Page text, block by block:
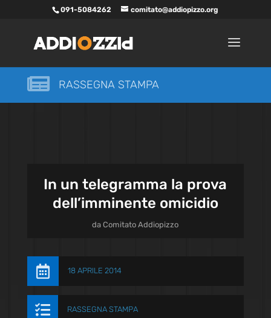
091-5084262 comitato@addiopizzo.org
 RASSEGNA STAMPA
In un telegramma la prova
dell’imminente omicidio
daComitato Addiopizzo
 18 APRILE 2014
 RASSEGNA STAMPA